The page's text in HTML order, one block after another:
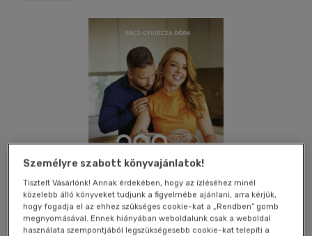
Bolti és online
Személyre szabott könyvajánlatok!
Tisztelt Vásárlónk! Annak érdekében, hogy az ízléséhez minél
közelebb álló könyveket tudjunk a figyelmébe ajánlani, arra kérjük,
hogy fogadja el az ehhez szükséges cookie-kat a „Rendben” gomb
megnyomásával. Ennek hiányában weboldalunk csak a weboldal
használata szempontjából legszükségesebb cookie-kat telepíti a